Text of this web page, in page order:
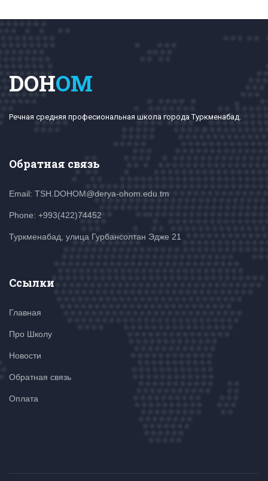
DOHOM
Речная средняя професиональная школа города Туркменабад.
Обратная связь
Email: TSH.DOHOM@derya-ohom.edu.tm
Phone: +993(422)74452
Туркменабад, улица Гурбансолтан Эдже 21
Ссылки
Главная
Про Школу
Новости
Обратная связь
Оплата